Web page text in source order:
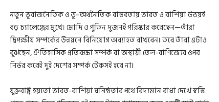
নতুন ভূরাজনৈতিক ও ভূ–অর্থনৈতিক বাস্তবতায় ভারত ও রাশিয়া উভয়ই
বড় চ্যালেঞ্জের মুখে। মোদি ও পুতিন দুজনই পরিষ্কার করেছেন—তাঁরা
দ্বিপক্ষীয় সম্পর্কের উন্নয়নে বিনিয়োগ অব্যাহত রাখবেন। তবে তাঁরা এটাও
বুঝছেন, ঐতিহাসিক প্রতিরক্ষা সম্পর্ক বা অস্থায়ী তেল-বাণিজ্যের ওপর
নির্ভর করেই দুই দেশের সম্পর্ক টেকসই হবে না।
যুক্তরাষ্ট্র হয়তো ভারত-রাশিয়া ঘনিষ্ঠতার পথে বিদ্যমান বাধা দেখে স্বস্তি